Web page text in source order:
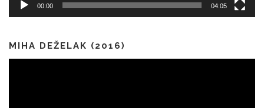
00:00 04:05
MIHA DEŽELAK (2016)